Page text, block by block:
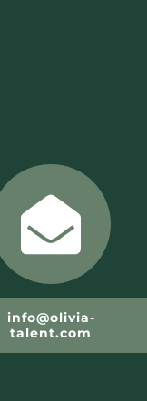
info@olivia-
talent.com